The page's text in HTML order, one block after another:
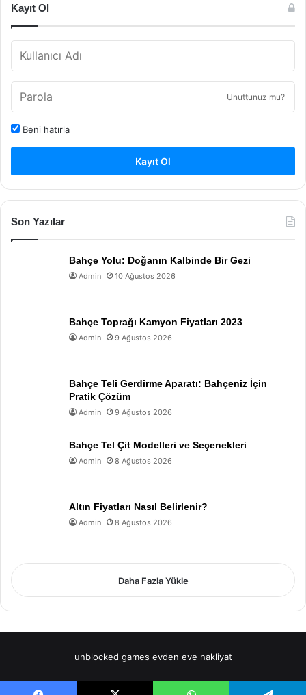
Kayıt Ol
Unuttunuz mu?
Beni hatırla
Kayıt Ol
Son Yazılar
Bahçe Yolu: Doğanın Kalbinde Bir Gezi
Admin 10 Ağustos 2026
Bahçe Toprağı Kamyon Fiyatları 2023
Admin 9 Ağustos 2026
Bahçe Teli Gerdirme Aparatı: Bahçeniz İçin
Pratik Çözüm
Admin 9 Ağustos 2026
Bahçe Tel Çit Modelleri ve Seçenekleri
Admin 8 Ağustos 2026
Altın Fiyatları Nasıl Belirlenir?
Admin 8 Ağustos 2026
Daha Fazla Yükle
unblocked games evden eve nakliyat